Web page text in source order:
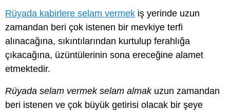
Rüyada kabirlere selam vermek iş yerinde uzun
zamandan beri çok istenen bir mevkiye terfi
alınacağına, sıkıntılarından kurtulup ferahlığa
çıkacağına, üzüntülerinin sona ereceğine alamet
etmektedir.
Rüyada selam vermek selam almakuzun zamandan
beri istenen ve çok büyük getirisi olacak bir şeye